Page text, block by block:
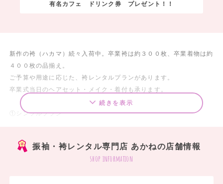
有名カフェ ドリンク券 プレゼント！！
新作の袴（ハカマ）続々入荷中。卒業袴は約３００枚、卒業着物は約
４００枚の品揃え。
ご予算や用途に応じた、袴レンタルプランがあります。
卒業式当日のヘアセット・メイク・着付も承ります。
①シンプルプラン
②スタンダードプラン・・・¥38,500より
続きを表示
振袖・袴レンタル専門店 あかねの店舗情報
shop information